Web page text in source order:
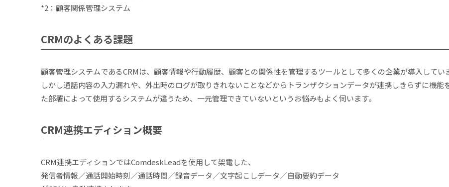
*2：顧客関係管理システム
CRMのよくある課題
顧客管理システムであるCRMは、顧客情報や行動履歴、顧客との関係性を管理するツールとして多くの企業が導入してい
しかし通話内容の入力漏れや、外出時のログが取りきれないことなどからトランザクションデータが連携しきらずに機
た部署によって使用するシステムが違うため、一元管理できていないというお悩みもよく伺います。
CRM連携エディション概要
CRM連携エディションではComdeskLeadを使用して架電した、
発信者情報／通話開始時刻／通話時間／録音データ／文字起こしデータ／自動要約データ